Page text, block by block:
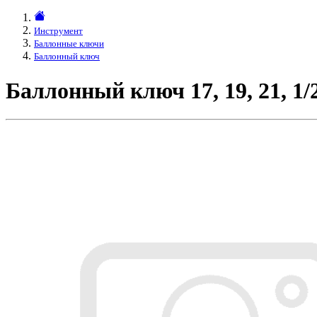
Инструмент
Баллонные ключи
Баллонный ключ
Баллонный ключ 17, 19, 21,